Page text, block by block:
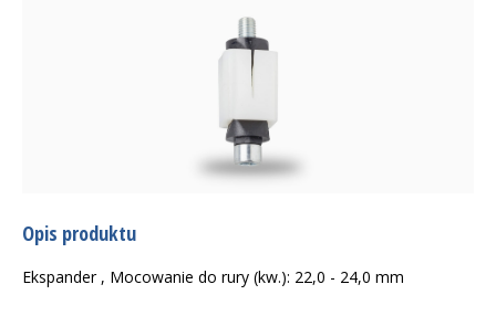
Opis produktu
Ekspander , Mocowanie do rury (kw.): 22,0 - 24,0 mm